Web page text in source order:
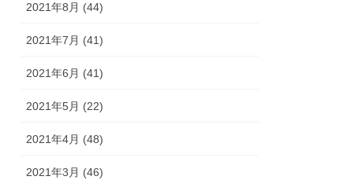
2021年8月 (44)
2021年7月 (41)
2021年6月 (41)
2021年5月 (22)
2021年4月 (48)
2021年3月 (46)